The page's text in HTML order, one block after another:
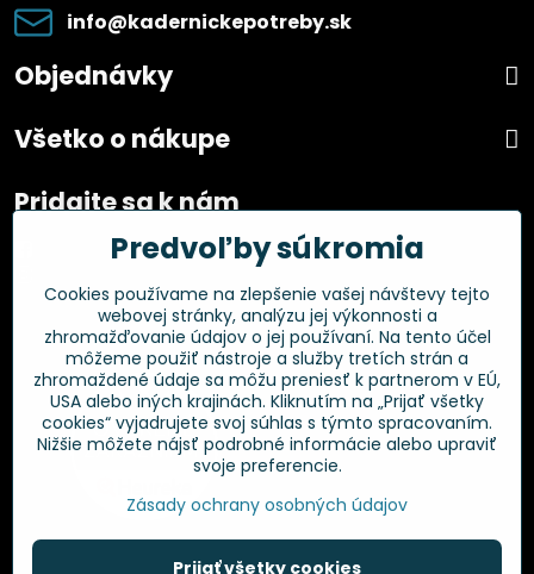
info​@kadernickepotreby​.sk
Objednávky
Všetko o nákupe
Pridajte sa k nám
Facebook
Overené zákazníkmi
Predvoľby súkromia
Cookies používame na zlepšenie vašej návštevy tejto
webovej stránky, analýzu jej výkonnosti a
zhromažďovanie údajov o jej používaní. Na tento účel
môžeme použiť nástroje a služby tretích strán a
zhromaždené údaje sa môžu preniesť k partnerom v EÚ,
USA alebo iných krajinách. Kliknutím na „Prijať všetky
cookies“ vyjadrujete svoj súhlas s týmto spracovaním.
Nižšie môžete nájsť podrobné informácie alebo upraviť
svoje preferencie.
Zásady ochrany osobných údajov
Prijať všetky cookies